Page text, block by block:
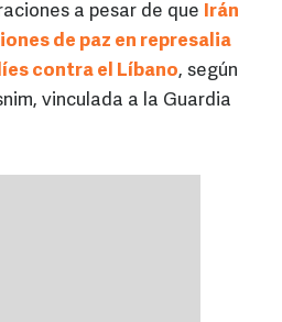
a pesar de que Irán
de paz en represalia
contra el Líbano, según
vinculada a la Guardia